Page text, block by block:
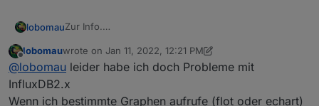
lobomauZur Info.
Speicherung abgeändert von influxDB 1. auf 2.
Dabei habe ich lediglich die Einstellungen angepasst
von der vorhandenen Adapter-Instanz influxdb.0, also
die neue IP des neuen Containers angegeben und
Vorteil:
werden weiterhin geloggt. Flot und ECharts
Nachteil:
Offline
lobomauwrote on Jan 11, 2022, 12:21 PM
last edited by lobomau Jan 11, 2022, 1:24 PM
@lobomau leider habe ich doch Probleme mit
InfluxDB2.x
Wenn ich bestimmte Graphen aufrufe (flot oder echart)